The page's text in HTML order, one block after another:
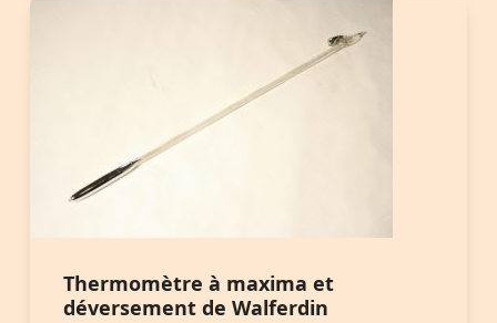
Thermomètre à maxima et
déversement de Walferdin